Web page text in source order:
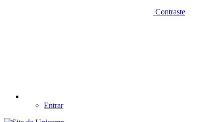
Contraste
Entrar